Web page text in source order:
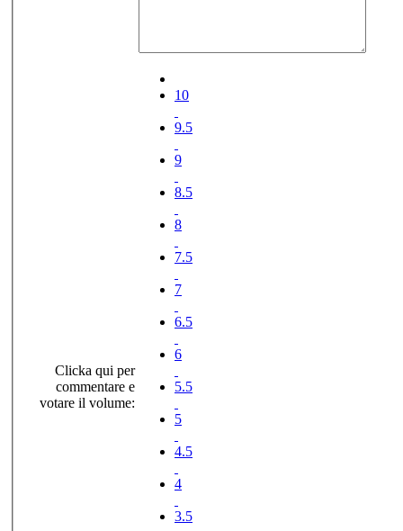
Clicka qui per
commentare e
votare il volume:
10
9.5
9
8.5
8
7.5
7
6.5
6
5.5
5
4.5
4
3.5